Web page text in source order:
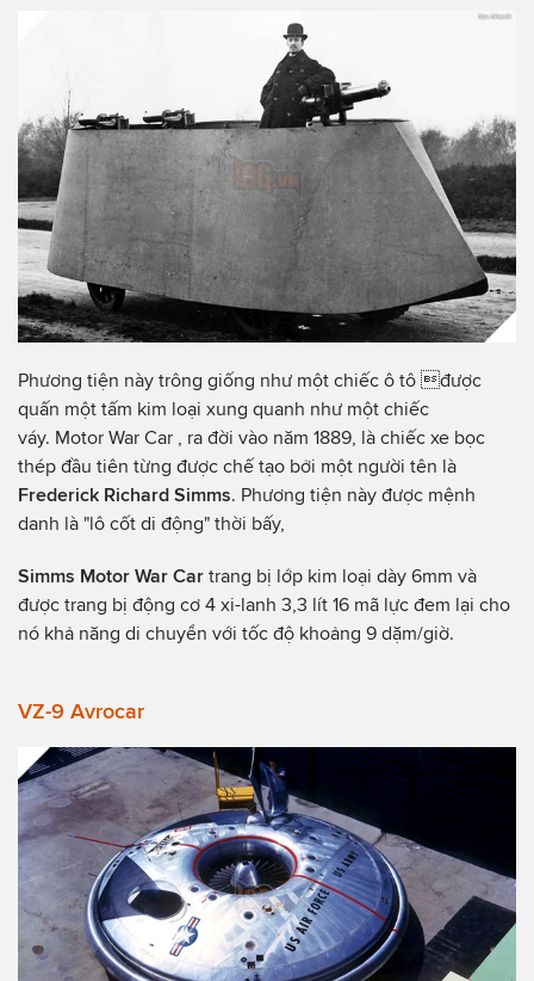
Phương tiện này trông giống như một chiếc ô tô được
quấn một tấm kim loại xung quanh như một chiếc
váy. Motor War Car , ra đời vào năm 1889, là chiếc xe bọc
thép đầu tiên từng được chế tạo bởi một người tên là
Frederick Richard Simms. Phương tiện này được mệnh
danh là "lô cốt di động" thời bấy,
Simms Motor War Car trang bị lớp kim loại dày 6mm và
được trang bị động cơ 4 xi-lanh 3,3 lít 16 mã lực đem lại cho
nó khả năng di chuyển với tốc độ khoảng 9 dặm/giờ.
VZ-9 Avrocar